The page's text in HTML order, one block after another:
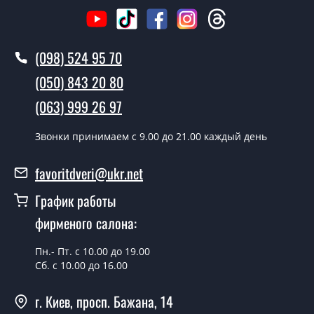
Плинтус Р0603?
В тот же день в течении нескольких часов, при
условии наличия их на складе, либо на следующий
замерщика?
Да можно.
У вас есть в наличии готовые
Да, мы имеем большой ассортимент готовых
Какая стоимость самых дешевых
(098) 524 95 70
(050) 843 20 80
(063) 999 26 97
Звонки принимаем c 9.00 до 21.00 каждый день
favoritdveri@ukr.net
График работы
фирменого салона:
Пн.- Пт. с 10.00 до 19.00
Сб. с 10.00 до 16.00
г. Киев, просп. Бажана, 14